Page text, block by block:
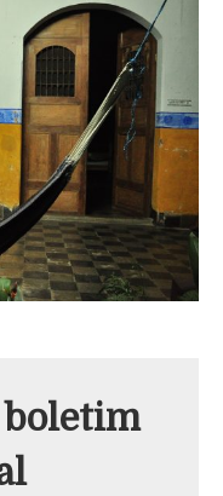
boletim